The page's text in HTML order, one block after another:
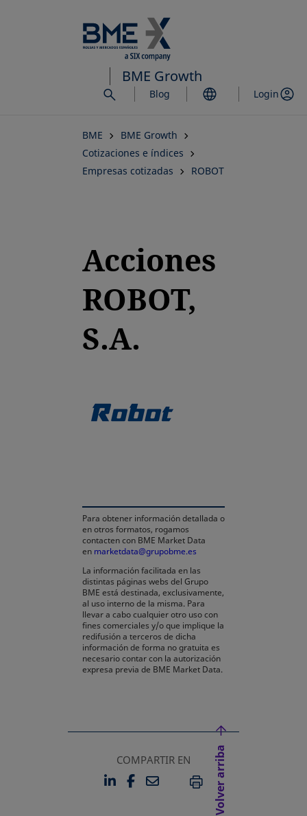
al
contenido
principal
BME Growth
Blog Login
BME
BME Growth
Cotizaciones e índices
Empresas cotizadas
ROBOT
Acciones
ROBOT,
S.A.
Para obtener información detallada o
en otros formatos, rogamos
contacten con BME Market Data
en marketdata@grupobme.es
La información facilitada en las
distintas páginas webs del Grupo
BME está destinada, exclusivamente,
al uso interno de la misma. Para
llevar a cabo cualquier otro uso con
fines comerciales y/o que implique la
redifusión a terceros de dicha
información de forma no gratuita es
necesario contar con la autorización
expresa previa de BME Market Data.
COMPARTIR EN
LINKEDIN
SE ABRE EN UNA PESTAÑA
FACEBOOK
SE ABRE EN UNA
EMAILIMPRIMIR
Volver arriba